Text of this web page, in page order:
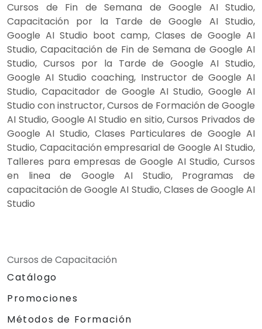
Cursos de Fin de Semana de Google AI Studio,
Capacitación por la Tarde de Google AI Studio,
Google AI Studio boot camp, Clases de Google AI
Studio, Capacitación de Fin de Semana de Google AI
Studio, Cursos por la Tarde de Google AI Studio,
Google AI Studio coaching, Instructor de Google AI
Studio, Capacitador de Google AI Studio, Google AI
Studio con instructor, Cursos de Formación de Google
AI Studio, Google AI Studio en sitio, Cursos Privados de
Google AI Studio, Clases Particulares de Google AI
Studio, Capacitación empresarial de Google AI Studio,
Talleres para empresas de Google AI Studio, Cursos
en linea de Google AI Studio, Programas de
capacitación de Google AI Studio, Clases de Google AI
Studio
Cursos de Capacitación
Catálogo
Promociones
Métodos de Formación